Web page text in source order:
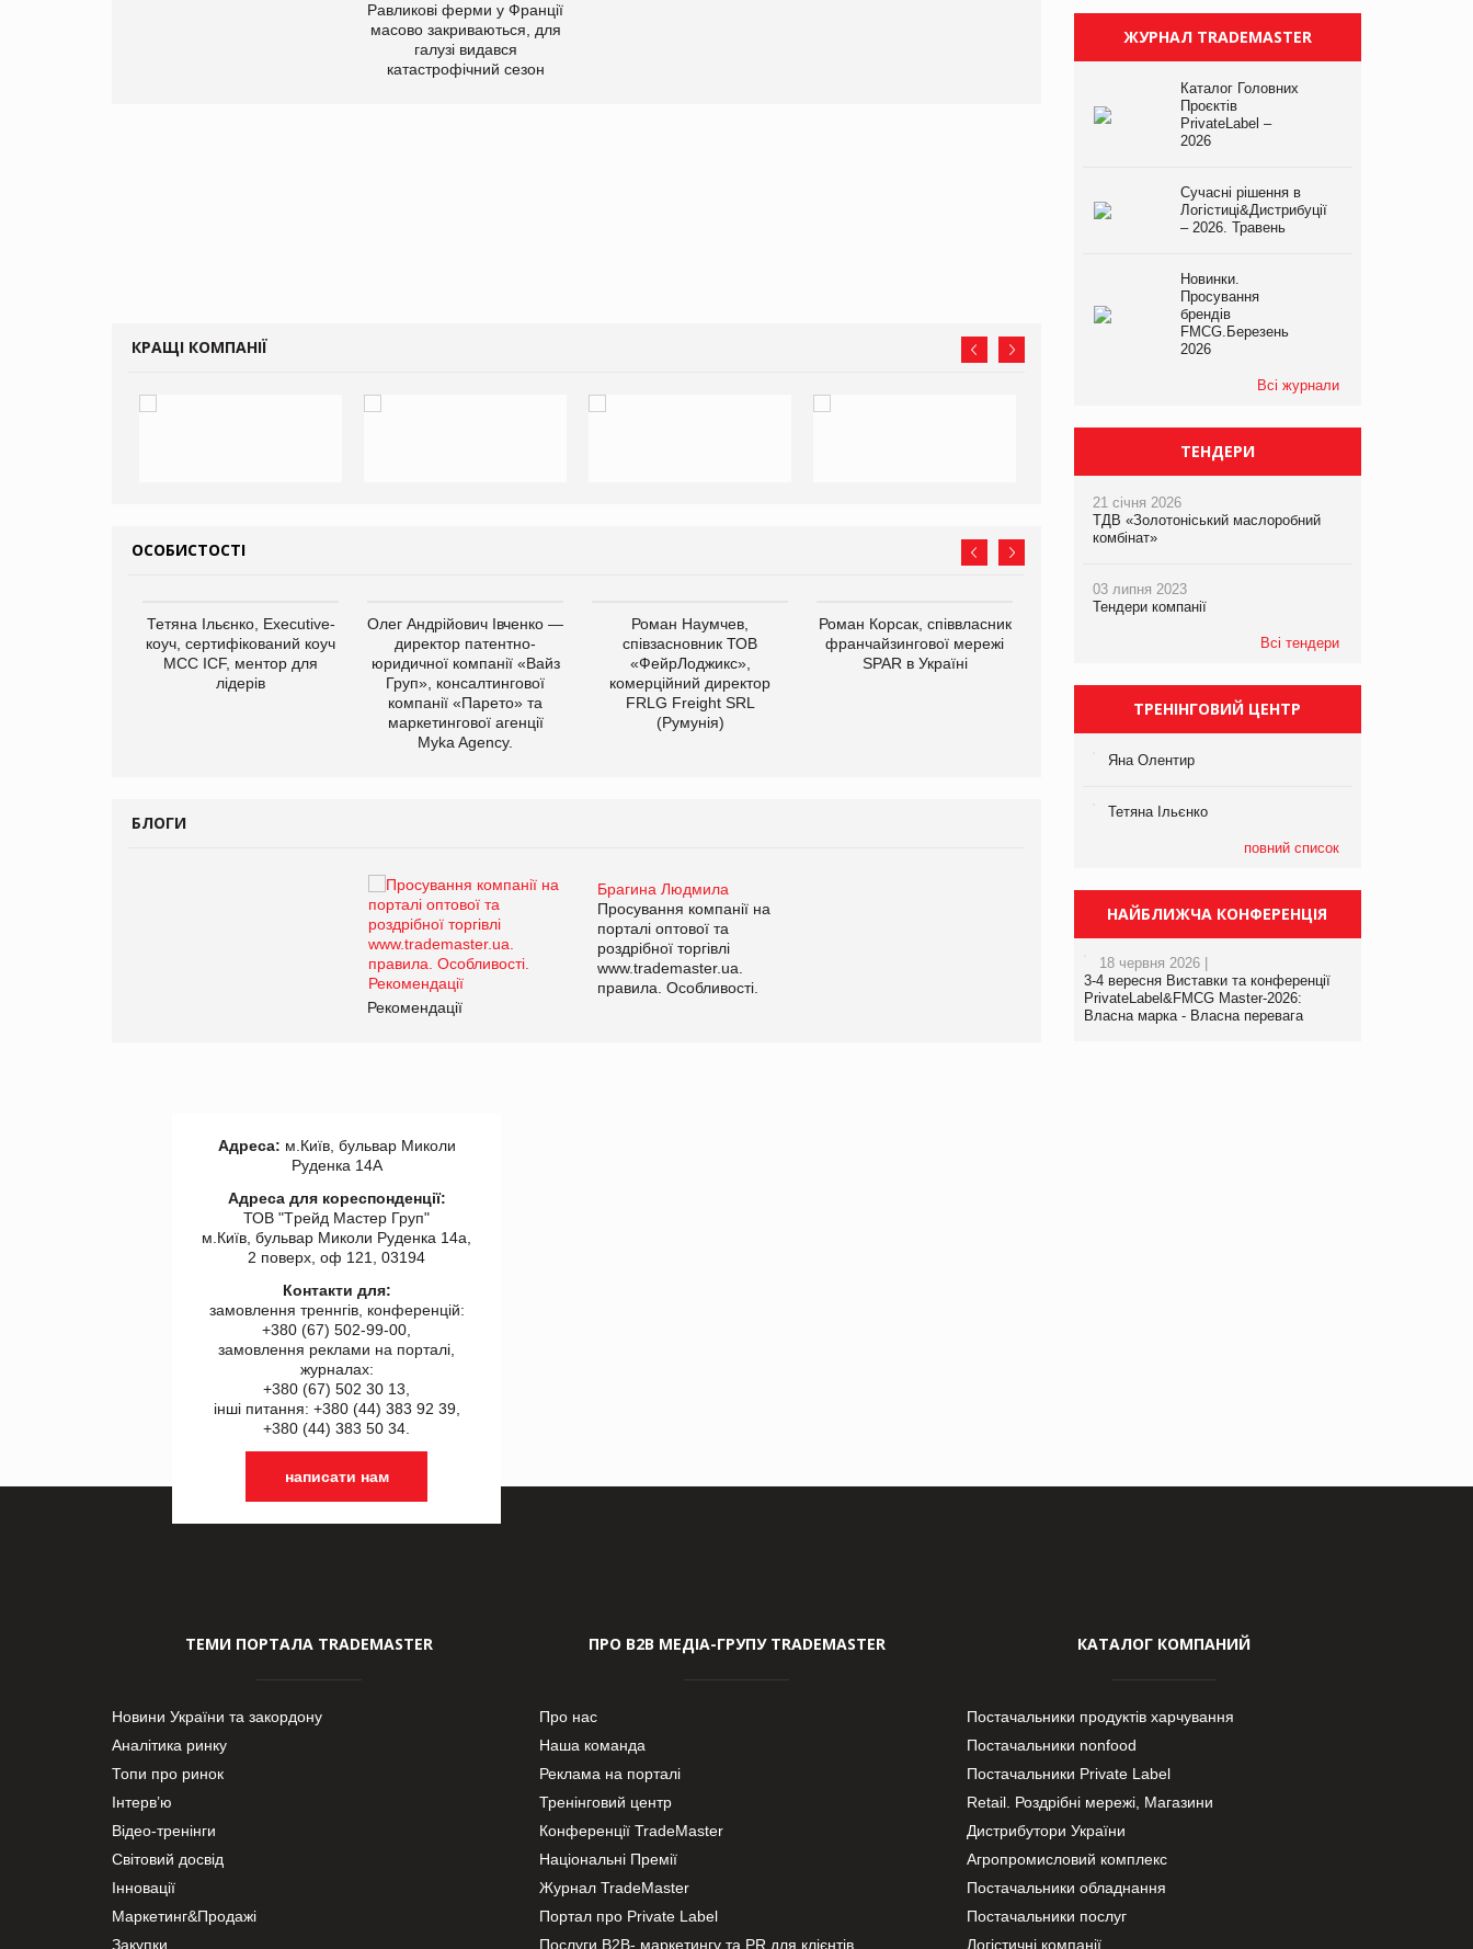
Равликові ферми у Франції
масово закриваються, для
галузі видався
катастрофічний сезон
КРАЩІ КОМПАНІЇ
ОСОБИСТОСТІ
Тетяна Ільєнко, Executive-
коуч, сертифікований коуч
МСС ICF, ментор для
лідерів
Олег Андрійович Івченко —
директор патентно-
юридичної компанії «Вайз
Груп», консалтингової
компанії «Парето» та
маркетингової агенції
Myka Agency.
Роман Наумчев,
співзасновник ТОВ
«ФейрЛоджикс»,
комерційний директор
FRLG Freight SRL
(Румунія)
Роман Корсак, співвласник
франчайзингової мережі
SPAR в Україні
виробництва
компанії «УкраМарин»
БЛОГИ
Брагина Людмила
Просування компанії на
порталі оптової та
роздрібної торгівлі
www.trademaster.ua.
правила. Особливості.
Рекомендації
Брагина Людмила
Просування компанії на
www.trademaster.ua.
правила. Особливості.
ЖУРНАЛ TRADEMASTER
Каталог Головних
Проєктів
PrivateLabel –
2026
Сучасні рішення в
Логістиці&Дистрибуції
– 2026. Травень
Новинки.
Просування
брендів
FMCG.Березень
2026
Всі журнали
ТЕНДЕРИ
21 січня 2026
ТДВ «Золотоніський маслоробний
комбінат»
03 липня 2023
Тендери компанії
Всі тендери
ТРЕНІНГОВИЙ ЦЕНТР
Яна Олентир
Тетяна Ільєнко
повний список
НАЙБЛИЖЧА КОНФЕРЕНЦІЯ
18 червня 2026 |
3-4 вересня Виставки та конференції
PrivateLabel&FMCG Master-2026:
Власна марка - Власна перевага
Адреса: м.Київ, бульвар Миколи
Руденка 14А
Адреса для кореспонденції:
ТОВ "Tрейд Мастер Груп"
м.Київ, бульвар Миколи Руденка 14а,
2 поверх, оф 121, 03194
Контакти для:
замовлення треннгів, конференцій:
+380 (67) 502-99-00,
замовлення реклами на порталі,
журналах:
+380 (67) 502 30 13,
інші питання: +380 (44) 383 92 39,
+380 (44) 383 50 34.
написати нам
ТЕМИ ПОРТАЛА TRADEMASTER
Новини України та закордону
Аналітика ринку
Топи про ринок
Інтерв’ю
Відео-тренінги
Світовий досвід
Інновації
Маркетинг&Продажі
Закупки
ПРО В2В МЕДІА-ГРУПУ TRADEMASTER
Про нас
Наша команда
Реклама на порталі
Тренінговий центр
Конференції TradeMaster
Національні Премії
Журнал TradeMaster
Портал про Private Label
Послуги В2В- маркетингу та PR для клієнтів
КАТАЛОГ КОМПАНИЙ
Постачальники продуктів харчування
Постачальники nonfood
Постачальники Private Label
Retail. Роздрібні мережі, Магазини
Дистрибутори України
Агропромисловий комплекс
Постачальники обладнання
Постачальники послуг
Логістичні компанії